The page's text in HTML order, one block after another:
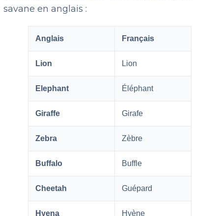
savane en anglais :
Anglais Français
Lion Lion
Elephant Éléphant
Giraffe Girafe
Zebra Zèbre
Buffalo Buffle
Cheetah Guépard
Hyena Hyène